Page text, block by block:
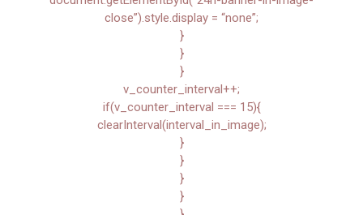
close”).style.display = “none”;
}
}
}
v_counter_interval++;
if(v_counter_interval === 15){
clearInterval(interval_in_image);
}
}
}
}